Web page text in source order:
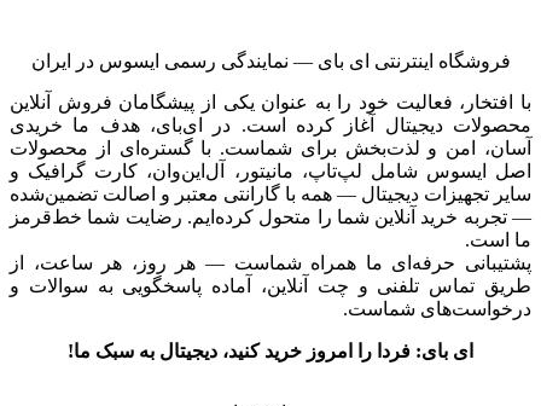
فروشگاه اینترنتی ای‌ بای — نمایندگی رسمی ایسوس در ایران
با افتخار، فعالیت خود را به عنوان یکی از پیشگامان فروش آنلاین
محصولات دیجیتال آغاز کرده است. در ای‌بای، هدف ما خریدی
آسان، امن و لذت‌بخش برای شماست. با گستره‌ای از محصولات
اصل ایسوس شامل لپ‌تاپ، مانیتور، آل‌این‌وان، کارت گرافیک و
سایر تجهیزات دیجیتال — همه با گارانتی معتبر و اصالت تضمین‌شده
— تجربه خرید آنلاین شما را متحول کرده‌ایم. رضایت شما خط‌قرمز
ما است.
پشتیبانی حرفه‌ای ما همراه شماست — هر روز، هر ساعت، از
طریق تماس تلفنی و چت آنلاین، آماده پاسخگویی به سوالات و
درخواست‌های شماست.
ای بای: فردا را امروز خرید کنید، دیجیتال به سبک ما!